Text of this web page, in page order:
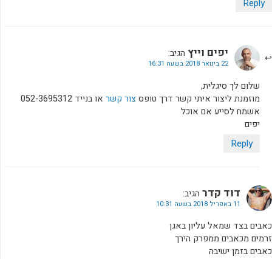
Reply
יפים וייץ הגיב:
22 בינואר 2018 בשעה 16:31
שלום לך סיגלית,
מוזמנת ליצור איתי קשר דרך טופסצור קשר או בנייד 052-3695312
אשמח לסייע אם אוכל
יפים
Reply
דוד קדר הגיב:
11 באפריל 2018 בשעה 10:31
כאבים בצד שמאל עליון באגן
זרמים מכאבים ממפרק הירך
כאבים בזמן ישיבה